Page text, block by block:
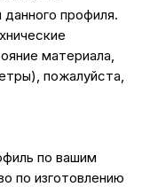
профиля.
материала,
пожалуйста,
по вашим
по изготовлению